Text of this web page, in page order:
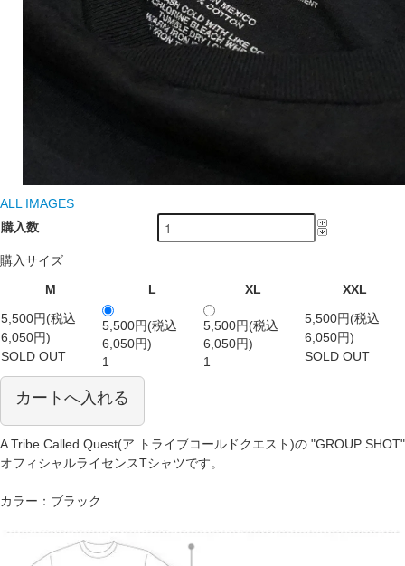
ALL IMAGES
購入数
購入サイズ
M
L XL
XXL
5,500円(税込
6,050円)
SOLD OUT
5,500円(税込
6,050円)
1
5,500円(税込
6,050円)
1
5,500円(税込
6,050円)
SOLD OUT
カートへ入れる
A Tribe Called Quest(ア トライブコールドクエスト)の "GROUP SHOT"
オフィシャルライセンスTシャツです。
カラー：ブラック